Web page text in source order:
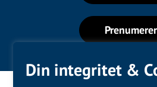
Din integritet &